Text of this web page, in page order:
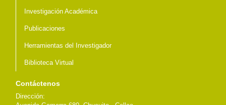
Investigación Académica
Publicaciones
Herramientas del Investigador
Biblioteca Virtual
Contáctenos
Dirección: